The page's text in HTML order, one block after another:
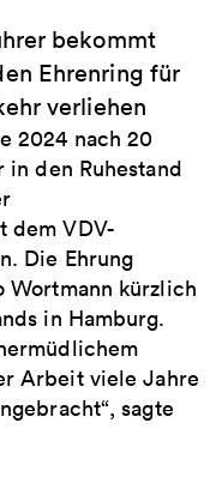
bekommt
Ehrenring für
verliehen
2024 nach 20
in den Ruhestand
dem VDV-
Die Ehrung
Wortmann kürzlich
in Hamburg.
Arbeit viele Jahre
sagte